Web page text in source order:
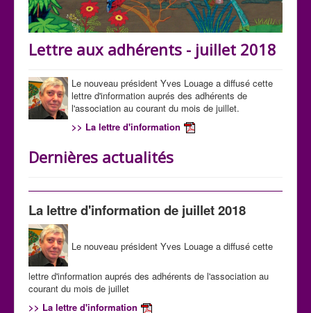
Lettre aux adhérents - juillet 2018
Le nouveau président Yves Louage a diffusé cette
lettre d'information auprés des adhérents de
l'association au courant du mois de juillet.
>> La lettre d'information
Dernières actualités
La lettre d'information de juillet 2018
Le nouveau président Yves Louage a diffusé cette
lettre d'information auprés des adhérents de l'association au
courant du mois de juillet
>> La lettre d'information